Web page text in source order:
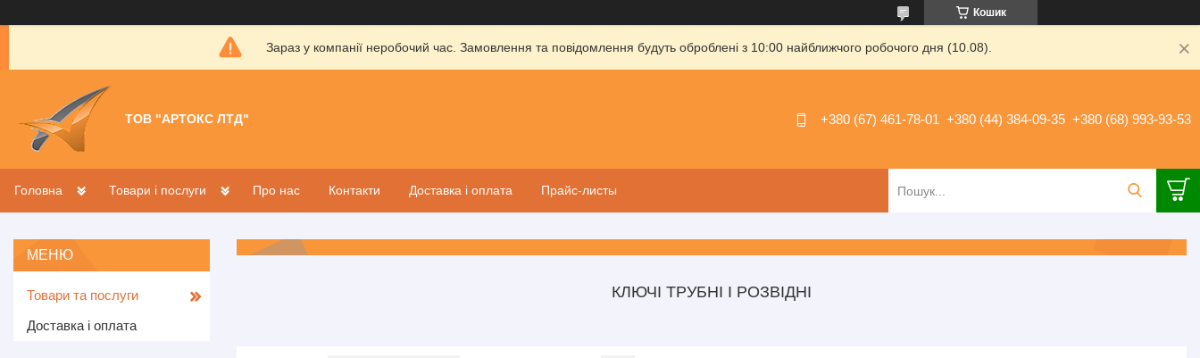
Кошик
Зараз у компанії неробочий час. Замовлення та повідомлення будуть оброблені з 10:00 найближчого робочого дня (10.08).
ТОВ "АРТОКС ЛТД" +380 (67) 461-78-01 +380 (44) 384-09-35 +380 (68) 993-93-53
Головна Товари і послуги Про нас Контакти Доставка і оплата Прайс-листы
КЛЮЧІ ТРУБНІ І РОЗВІДНІ
Товари та послуги
Доставка і оплата